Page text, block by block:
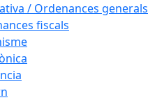
/ Ordenances generals
fiscals